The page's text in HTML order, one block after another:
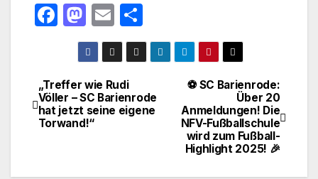
F
e
b
o
M
a
st
o
d
o
E
m
ail
ei
le
Beitragsnavigation⚽ SC Barienrode:
Über 20
Anmeldungen! Die
NFV-Fußballschule
wird zum Fußball-
Highlight 2025! 🎉
„Treffer wie Rudi
Völler – SC Barienrode
hat jetzt seine eigene
Torwand!“